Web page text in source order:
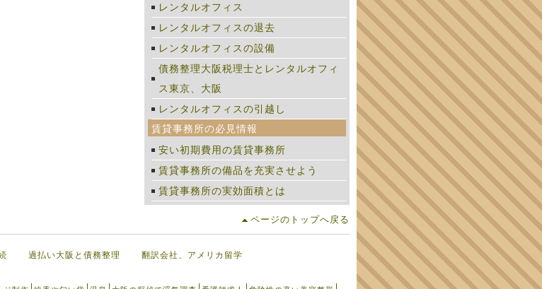
レンタルオフィス
レンタルオフィスの退去
レンタルオフィスの設備
債務整理大阪税理士とレンタルオフィ
ス東京、大阪
レンタルオフィスの引越し
賃貸事務所の必見情報
安い初期費用の賃貸事務所
賃貸事務所の備品を充実させよう
賃貸事務所の実効面積とは
ページのトップへ戻る
過払い大阪と債務整理
翻訳会社、アメリカ留学